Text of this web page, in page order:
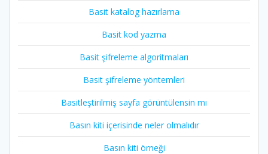
Basit katalog hazırlama
Basit kod yazma
Basit şifreleme algoritmaları
Basit şifreleme yöntemleri
Basitleştirilmiş sayfa görüntülensin mı
Basın kiti içerisinde neler olmalıdır
Basın kiti örneği